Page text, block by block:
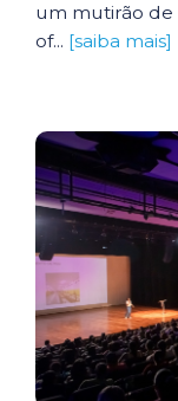
um mutirão de
of... [saiba mais]